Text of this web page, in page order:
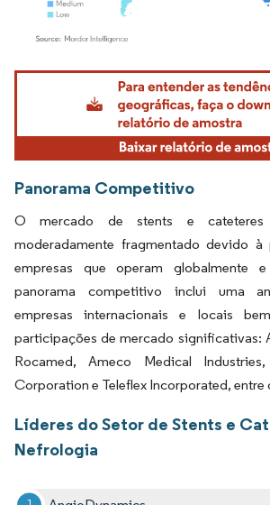
Imagem © Mordor Intelligence. O reuso requer
Panorama Competitivo
O mercado de stents e
moderadamente fragmentado devido à
empresas que operam globalmente
panorama competitivo inclui uma
empresas internacionais e locais
participações de mercado significativas:
Rocamed, Ameco Medical
Corporation e Teleflex Incorporated, entre
Líderes do Setor de Stents e
Nefrologia